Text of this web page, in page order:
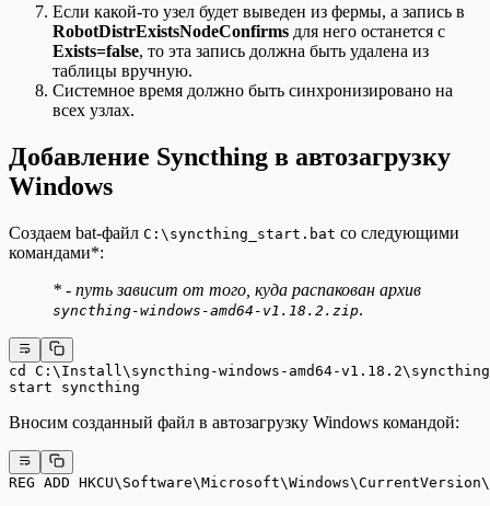
Если какой-то узел будет выведен из фермы, а запись в
RobotDistrExistsNodeConfirms для него останется с
Exists=false, то эта запись должна быть удалена из
таблицы вручную.
Системное время должно быть синхронизировано на
всех узлах.
Добавление Syncthing в автозагрузку
Windows
Создаем bat-файл C:\syncthing_start.bat со следующими
командами*:
* - путь зависит от того, куда распакован архив
syncthing-windows-amd64-v1.18.2.zip.
cd C:\Install\syncthing-windows-amd64-
start syncthing
Вносим созданный файл в автозагрузку Windows командой:
REG ADD